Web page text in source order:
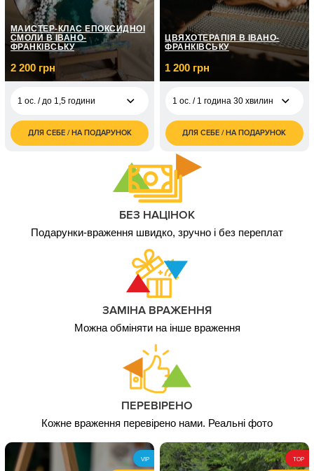
МАЙСТЕР-КЛАС ЕПОКСИДНОЇ
СМОЛИ В ІВАНО-
ФРАНКІВСЬКУ
2 200 грн
1 ос. / до 1,5 години
2 200
грн
4 400
грн
ДЛЯ СЕБЕ / НА ПОДАРУНОК
ЦВЯХОТЕРАПІЯ В ІВАНО-
ФРАНКІВСЬКУ
1 200 грн
1 ос. / 1 година 30 хвилин
1 ос. / 1 година 30
хвилин
грн
ДЛЯ СЕБЕ / НА ПОДАРУНОК
БЕЗ НАЦІНОК
Подарунки-враження швидко, зручно і без переплат
ЗАМІНА ВРАЖЕННЯ
Можна обміняти на інше враження
ПЕРЕВІРЕНО
Кожне враження перевірено нами. Реальні фото
VIP TOP